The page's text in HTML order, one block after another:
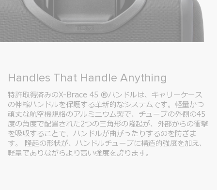
Travel with Strength & Resilience
旅を重ねるほどにパスポートに新たな物語が刻まれ、旅の思
い出はより深くなります。 航空機規格の強靭なハンドルと美
しいフォルムを合わせ持つ、19度の斜角がデザインされた19
DEGREE ALUMINUMコレクションはその物語を未来に向け
てサポートし続けます。